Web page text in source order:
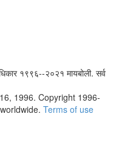
१९९६--२०२१ मायबोली. सर्व
1996. Copyright 1996-
Terms of use